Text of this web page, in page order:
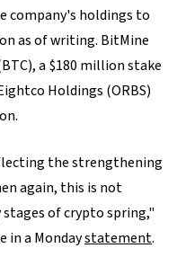
company's holdings to
as of writing. BitMine
a $180 million stake
Holdings (ORBS)
the strengthening
again, this is not
of crypto spring,"
in a Mondaystatement.